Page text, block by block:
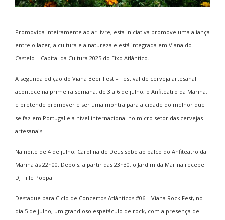
Promovida inteiramente ao ar livre, esta iniciativa promove uma aliança
entre o lazer, a cultura e a natureza e está integrada em Viana do
Castelo – Capital da Cultura 2025 do Eixo Atlântico.
A segunda edição do Viana Beer Fest – Festival de cerveja artesanal
acontece na primeira semana, de 3 a 6 de julho, o Anfiteatro da Marina,
e pretende promover e ser uma montra para a cidade do melhor que
se faz em Portugal e a nível internacional no micro setor das cervejas
artesanais.
Na noite de 4 de julho, Carolina de Deus sobe ao palco do Anfiteatro da
Marina às 22h00. Depois, a partir das 23h30, o Jardim da Marina recebe
DJ Tille Poppa.
Destaque para Ciclo de Concertos Atlânticos #06 – Viana Rock Fest, no
dia 5 de julho, um grandioso espetáculo de rock, com a presença de